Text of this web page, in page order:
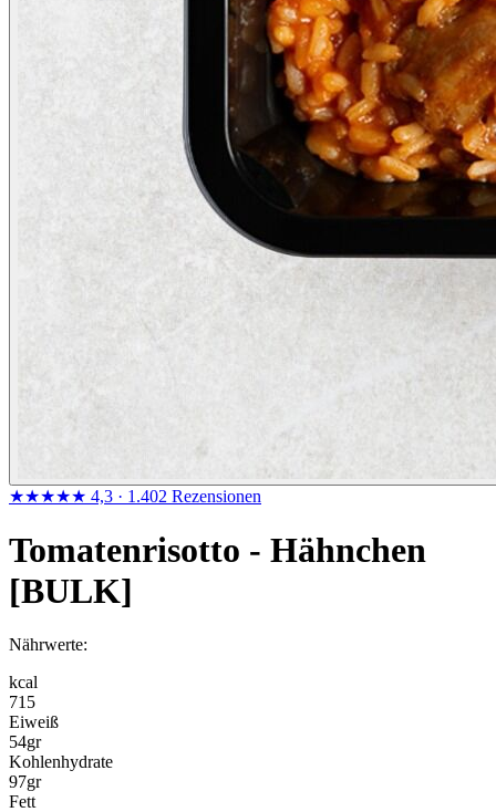
★★★★★ 4,3 · 1.402 Rezensionen
Tomatenrisotto - Hähnchen
[BULK]
Nährwerte:
kcal
715
Eiweiß
54gr
Kohlenhydrate
97gr
Fett